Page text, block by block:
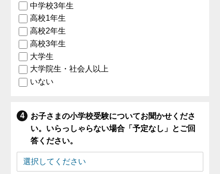
中学校3年生
高校1年生
高校2年生
高校3年生
大学生
大学院生・社会人以上
いない
お子さまの小学校受験についてお聞かせくださ
い。いらっしゃらない場合「予定なし」とご回
答ください。